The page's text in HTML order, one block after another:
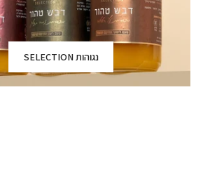
נגוהות SELECTION